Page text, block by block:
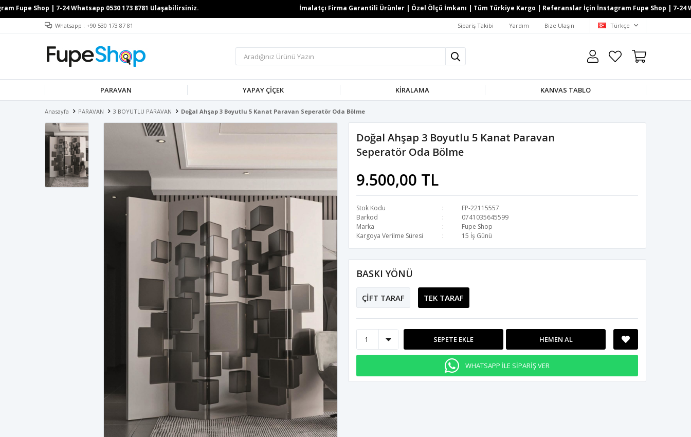
İmalatçı Firma Garantili Ürünler | Özel Ölçü İmkanı | Tüm Türkiye Kargo | Referanslar İçin İnstagram Fupe Shop | 7-24
Whatsapp : +90 530 173 87 81 Sipariş Takibi Yardım Bize Ulaşın Türkçe
PARAVAN YAPAY ÇİÇEK KİRALAMA KANVAS TABLO
Anasayfa PARAVAN 3 BOYUTLU PARAVAN Doğal Ahşap 3 Boyutlu 5 Kanat Paravan Seperatör Oda Bölme
Doğal Ahşap 3 Boyutlu 5 Kanat Paravan
Seperatör Oda Bölme
9.500,00 TL
Stok Kodu
FP-22115557
Barkod
0741035645599
Marka
Fupe Shop
Kargoya Verilme Süresi
15 İş Günü
BASKI YÖNÜ
ÇİFT TARAF TEK TARAF
SEPETE EKLE HEMEN AL
WHATSAPP İLE SİPARİŞ VER